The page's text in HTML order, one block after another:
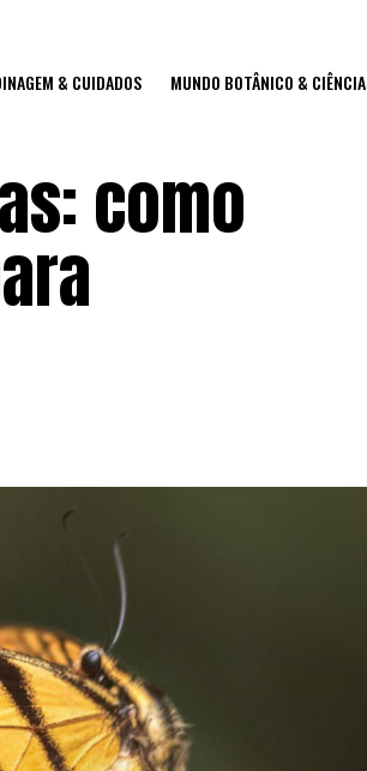
& CUIDADOS MUNDO BOTÂNICO & CIÊNCIA
como